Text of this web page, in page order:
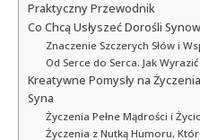
Praktyczny Przewodnik
Co Chcą Usłyszeć Dorośli
Znaczenie Szczerych Słów i
Od Serce do Serca: Jak
Kreatywne Pomysły na
Syna
Życzenia Pełne Mądrości i
Życzenia z Nutką Humoru,